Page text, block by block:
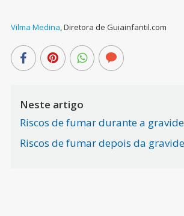
Vilma Medina,Diretora de Guiainfantil.com
Neste artigo
Riscos de fumar durante a
Riscos de fumar depois da